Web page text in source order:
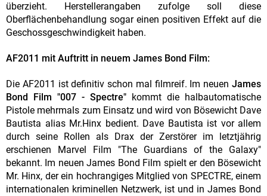
überzieht. Herstellerangaben zufolge soll diese
Oberflächenbehandlung sogar einen positiven Effekt auf die
Geschossgeschwindigkeit haben.
AF2011 mit Auftritt in neuem James Bond Film:
Die AF2011 ist definitiv schon mal filmreif. Im neuen James
Bond Film "007 - Spectre" kommt die halbautomatische
Pistole mehrmals zum Einsatz und wird von Bösewicht Dave
Bautista alias Mr.Hinx bedient. Dave Bautista ist vor allem
durch seine Rollen als Drax der Zerstörer im letztjährig
erschienen Marvel Film "The Guardians of the Galaxy"
bekannt. Im neuen James Bond Film spielt er den Bösewicht
Mr. Hinx, der ein hochrangiges Mitglied von SPECTRE, einem
internationalen kriminellen Netzwerk, ist und in James Bond